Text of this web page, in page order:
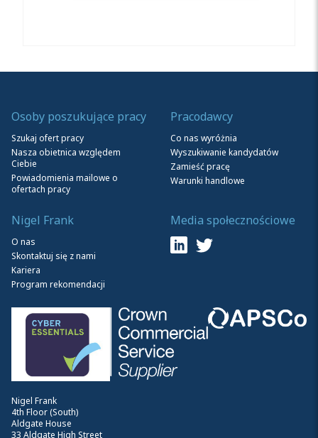
Nigel Frank
4th Floor (South)
Aldgate House
33 Aldgate High Street
Osoby poszukujące pracy
Szukaj ofert pracy
Nasza obietnica względem
Ciebie
Powiadomienia mailowe o
ofertach pracy
Pracodawcy
Co nas wyróżnia
Wyszukiwanie kandydatów
Zamieść pracę
Warunki handlowe
Nigel Frank
O nas
Skontaktuj się z nami
Kariera
Program rekomendacji
Media społecznościowe